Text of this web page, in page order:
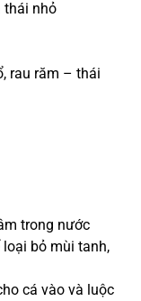
thái nhỏ
rau răm – thái
trong nước
bỏ mùi tanh,
cá vào và luộc